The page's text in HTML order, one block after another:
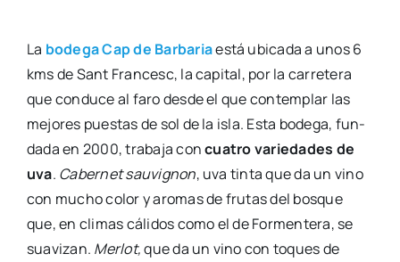
La bode­gaCap de Bar­ba­riaestá ubi­ca­da a unos 6
kms de Sant Fran­cesc, la capi­tal, por la carre­te­ra
que con­du­ce al faro des­de el que con­tem­plar las
mejo­res pues­tas de sol de la isla. Esta bode­ga, fun­
da­da en 2000, tra­ba­ja concua­tro varie­da­des de
uva. Caber­net sau­vig­non, uva tin­ta que da un vino
con mucho color y aro­mas de fru­tas del bos­que
que, en cli­mas cáli­dos como el de For­men­te­ra, se
sua­vi­zan. Mer­lot,que da un vino con toques de